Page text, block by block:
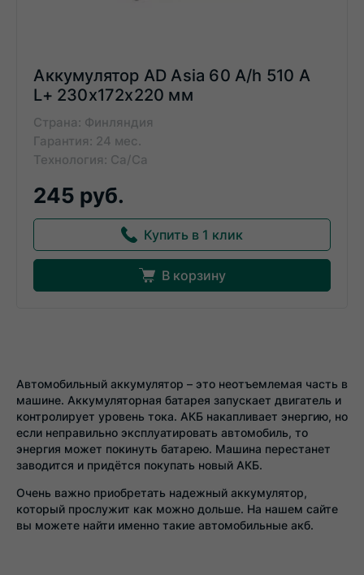
Аккумулятор AD Asia 60 A/h 510 A
L+ 230x172x220 мм
Страна: Финляндия
Гарантия: 24 мес.
Технология: Ca/Ca
245 руб.
Купить в 1 клик
В корзину
Автомобильный аккумулятор – это неотъемлемая часть в
машине. Аккумуляторная батарея запускает двигатель и
контролирует уровень тока. АКБ накапливает энергию, но
если неправильно эксплуатировать автомобиль, то
энергия может покинуть батарею. Машина перестанет
заводится и придётся покупать новый АКБ.
Очень важно приобретать надежный аккумулятор,
который прослужит как можно дольше. На нашем сайте
вы можете найти именно такие автомобильные акб.